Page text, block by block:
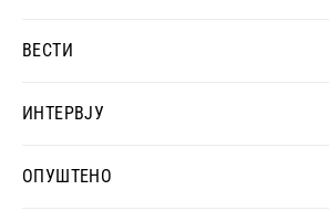
ВЕСТИ
ИНТЕРВЈУ
ОПУШТЕНО